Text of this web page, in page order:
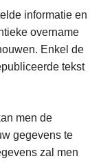
informatie en
overname
Enkel de
tekst
men de
gegevens te
zal men